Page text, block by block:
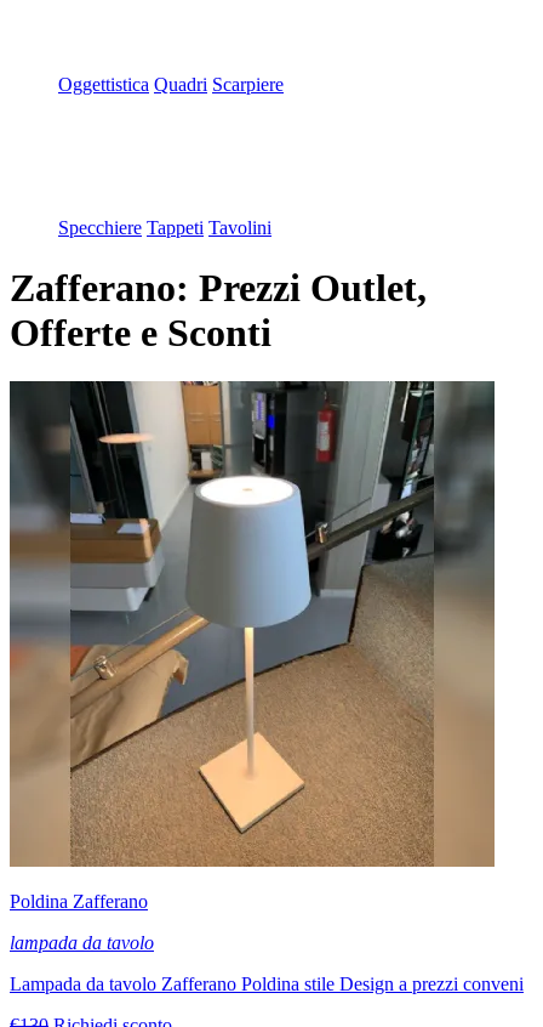
Oggettistica Quadri Scarpiere
Specchiere Tappeti Tavolini
Zafferano: Prezzi Outlet,
Offerte e Sconti
Poldina Zafferano
lampada da tavolo
Lampada da tavolo Zafferano Poldina stile Design a prezzi conveni